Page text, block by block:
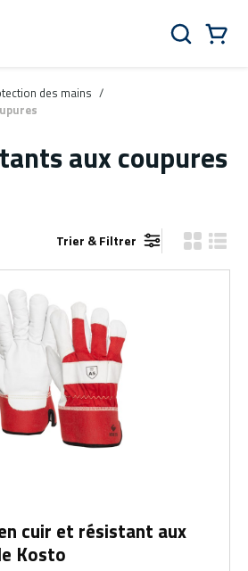
Rechercher
des mains /
aux coupures
Trier & Filtrer Vue grille
Vue
cuir et résistant aux
Kosto